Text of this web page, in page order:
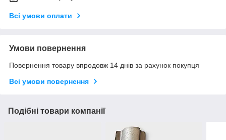
Всі умови оплати
Умови повернення
Повернення товару впродовж 14 днів за рахунок покупця
Всі умови повернення
Подібні товари компанії